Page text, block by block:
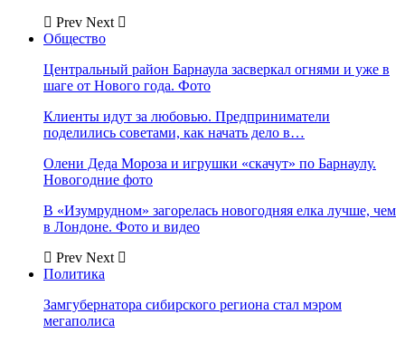
Prev Next
Общество
Центральный район Барнаула засверкал огнями и уже в
шаге от Нового года. Фото
Клиенты идут за любовью. Предприниматели
поделились советами, как начать дело в…
Олени Деда Мороза и игрушки «скачут» по Барнаулу.
Новогодние фото
В «Изумрудном» загорелась новогодняя елка лучше, чем
в Лондоне. Фото и видео
Prev Next
Политика
Замгубернатора сибирского региона стал мэром
мегаполиса